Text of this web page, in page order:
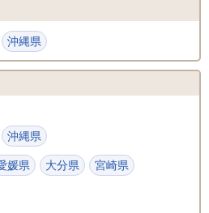
沖縄県
沖縄県
媛県 大分県 宮崎県